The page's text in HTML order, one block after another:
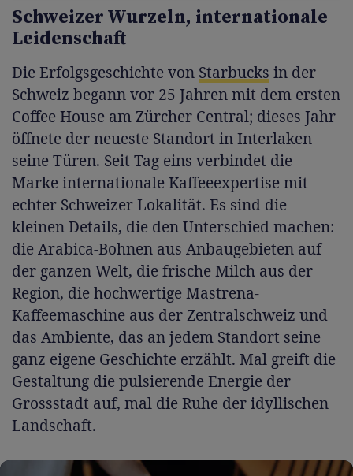
Schweizer Wurzeln, internationale
Leidenschaft
Die Erfolgsgeschichte von Starbucks in der
Schweiz begann vor 25 Jahren mit dem ersten
Coffee House am Zürcher Central; dieses Jahr
öffnete der neueste Standort in Interlaken
seine Türen. Seit Tag eins verbindet die
Marke internationale Kaffeeexpertise mit
echter Schweizer Lokalität. Es sind die
kleinen Details, die den Unterschied machen:
die Arabica-Bohnen aus Anbaugebieten auf
der ganzen Welt, die frische Milch aus der
Region, die hochwertige Mastrena-
Kaffeemaschine aus der Zentralschweiz und
das Ambiente, das an jedem Standort seine
ganz eigene Geschichte erzählt. Mal greift die
Gestaltung die pulsierende Energie der
Grossstadt auf, mal die Ruhe der idyllischen
Landschaft.